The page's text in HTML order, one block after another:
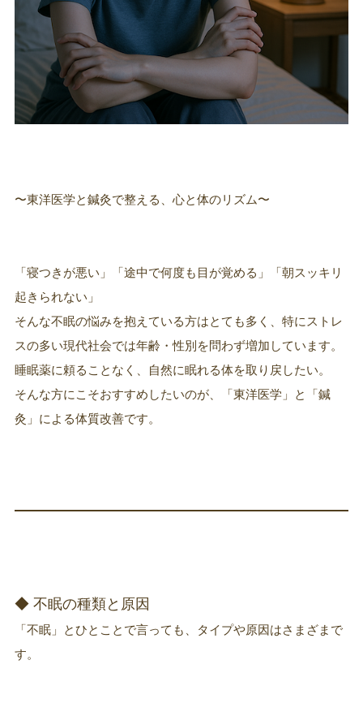
〜東洋医学と鍼灸で整える、心と体のリズム〜
「寝つきが悪い」「途中で何度も目が覚める」「朝スッキリ
起きられない」
そんな不眠の悩みを抱えている方はとても多く、特にストレ
スの多い現代社会では年齢・性別を問わず増加しています。
睡眠薬に頼ることなく、自然に眠れる体を取り戻したい。
そんな方にこそおすすめしたいのが、「東洋医学」と「鍼
灸」による体質改善です。
◆ 不眠の種類と原因
「不眠」とひとことで言っても、タイプや原因はさまざまで
す。